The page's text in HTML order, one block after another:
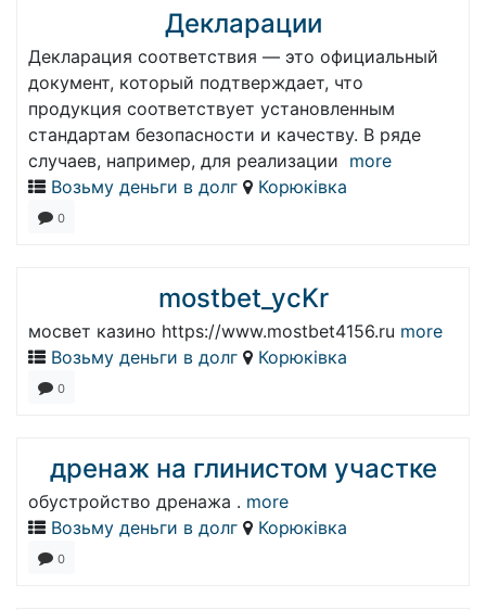
Декларации
Декларация соответствия — это официальный
документ, который подтверждает, что
продукция соответствует установленным
стандартам безопасности и качеству. В ряде
случаев, например, для реализации more
Возьму деньги в долг
Корюківка
0
mostbet_ycKr
мосвет казино https://www.mostbet4156.ru more
Возьму деньги в долг
Корюківка
0
дренаж на глинистом участке
обустройство дренажа . more
Возьму деньги в долг
Корюківка
0